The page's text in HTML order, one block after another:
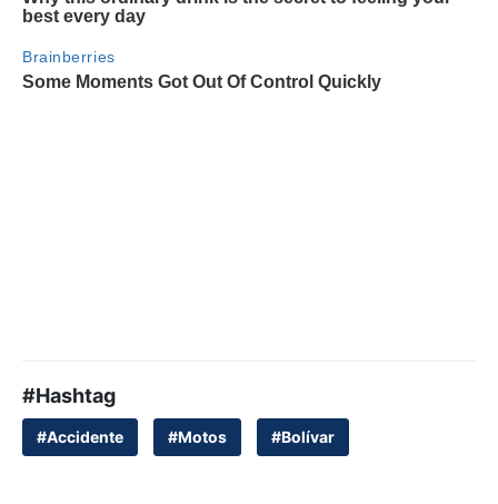
#Hashtag
#Accidente #Motos #Bolívar